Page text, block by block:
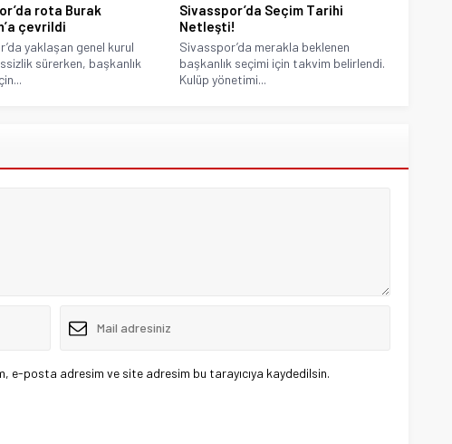
rota Burak
çevrildi
yaklaşan genel kurul
sürerken, başkanlık
Sivasspor’da Seçim Tarihi
Netleşti!
Sivasspor’da merakla beklenen
başkanlık seçimi için takvim belirlendi.
Kulüp yönetimi...
e-posta adresim ve site adresim bu tarayıcıya kaydedilsin.